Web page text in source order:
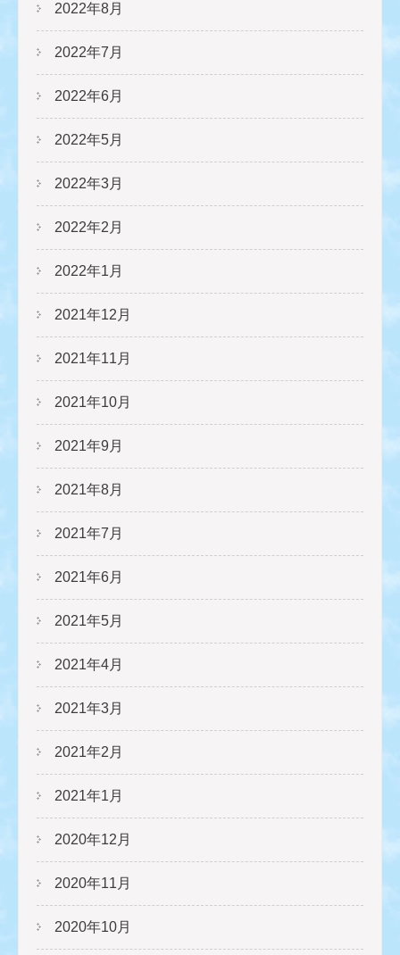
2022年8月
2022年7月
2022年6月
2022年5月
2022年3月
2022年2月
2022年1月
2021年12月
2021年11月
2021年10月
2021年9月
2021年8月
2021年7月
2021年6月
2021年5月
2021年4月
2021年3月
2021年2月
2021年1月
2020年12月
2020年11月
2020年10月